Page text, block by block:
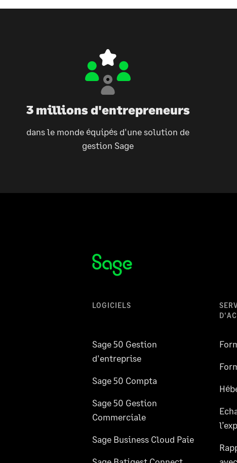
3 millions d'entrepreneurs
dans le monde équipés d'une solution de
gestion Sage
LOGICIELS
Sage 50 Gestion
d'entreprise
Sage 50 Compta
Sage 50 Gestion
Commerciale
Sage Business Cloud Paie